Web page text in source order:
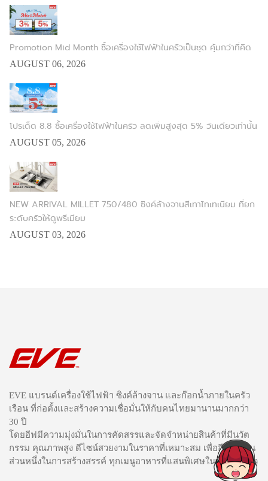
Promotion Mid Month ซื้อเครื่องใช้ไฟฟ้าในครัวเป็นชุด คุ้มกว่าที่คิด
AUGUST 06, 2026
โปรเด็ด 8.8 ซื้อเครื่องใช้ไฟฟ้าในครัว ลดเพิ่มสูงสุด 5% วันเดียวเท่านั้น
AUGUST 05, 2026
NEW ARRIVAL MILLET 750/480 ซิงค์ล้างจานสีเทาไทเทเนียม ที่ยก
ระดับครัวให้ดูพรีเมียม
AUGUST 03, 2026
EVE แบรนด์เครื่องใช้ไฟฟ้า ซิงค์ล้างจาน และก๊อกน้ำภายในครัว
เรือน ที่ก่อตั้งและสร้างความเชื่อมั่นให้กับคนไทยมานานมากกว่า
30 ปี
โดยอีฟมีความมุ่งมั่นในการคัดสรรและจัดจำหน่ายสินค้าที่มีนวัต
กรรม คุณภาพสูง ดีไซน์สวยงามในราคาที่เหมาะสม เพื่ออีฟได้เป็น
ส่วนหนึ่งในการสร้างสรรค์ ทุกเมนูอาหารที่แสนพิเศษในทุกห้องครัว